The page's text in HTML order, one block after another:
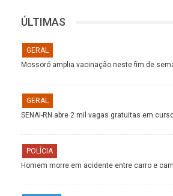
ÚLTIMAS
GERAL
Mossoró amplia vacinação neste fim de
GERAL
SENAI-RN abre 2 mil vagas gratuitas em
POLÍCIA
Homem morre em acidente entre carro e